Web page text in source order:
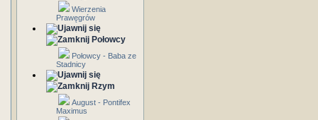
Wierzenia
Prawęgrów
Połowcy
Połowcy - Baba ze
Stadnicy
Rzym
August - Pontifex
Maximus